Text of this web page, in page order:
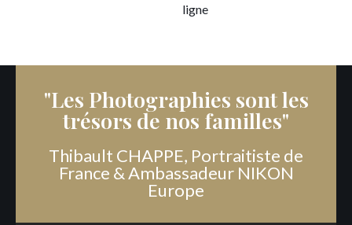
ligne
"Les Photographies sont les
trésors de nos familles"
Thibault CHAPPE, Portraitiste de
France & Ambassadeur NIKON
Europe